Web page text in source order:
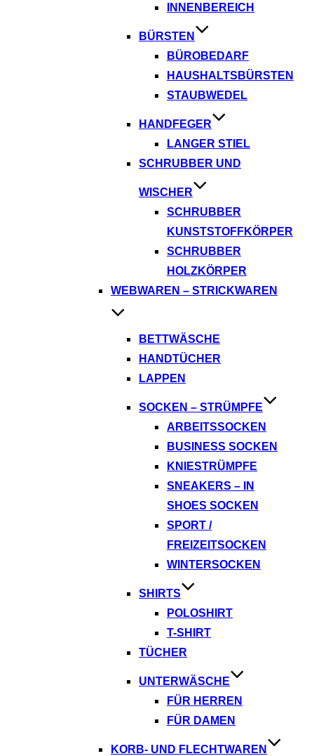
INNENBEREICH
BÜRSTEN
BÜROBEDARF
HAUSHALTSBÜRSTEN
STAUBWEDEL
HANDFEGER
LANGER STIEL
SCHRUBBER UND
WISCHER
SCHRUBBER
KUNSTSTOFFKÖRPER
SCHRUBBER
HOLZKÖRPER
WEBWAREN – STRICKWAREN
BETTWÄSCHE
HANDTÜCHER
LAPPEN
SOCKEN – STRÜMPFE
ARBEITSSOCKEN
BUSINESS SOCKEN
KNIESTRÜMPFE
SNEAKERS – IN
SHOES SOCKEN
SPORT /
FREIZEITSOCKEN
WINTERSOCKEN
SHIRTS
POLOSHIRT
T-SHIRT
TÜCHER
UNTERWÄSCHE
FÜR HERREN
FÜR DAMEN
KORB- UND FLECHTWAREN